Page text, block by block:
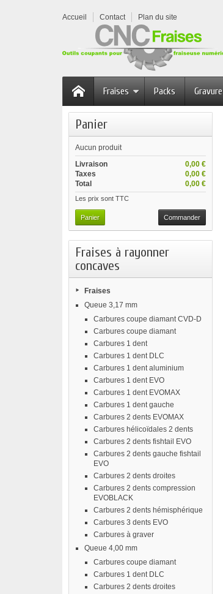
Accueil Contact Plan du site
Fraises Packs Gravure
Panier
Aucun produit
0,00 €
Livraison
0,00 €
Taxes
0,00 €
Total
Les prix sont TTC
Panier Commander
Fraises à rayonner
concaves
Fraises
Queue 3,17 mm
Carbures coupe diamant CVD-D
Carbures coupe diamant
Carbures 1 dent
Carbures 1 dent DLC
Carbures 1 dent aluminium
Carbures 1 dent EVO
Carbures 1 dent EVOMAX
Carbures 1 dent gauche
Carbures 2 dents EVOMAX
Carbures hélicoïdales 2 dents
Carbures 2 dents fishtail EVO
Carbures 2 dents gauche fishtail
EVO
Carbures 2 dents droites
Carbures 2 dents compression
EVOBLACK
Carbures 2 dents hémisphérique
Carbures 3 dents EVO
Carbures à graver
Queue 4,00 mm
Carbures coupe diamant
Carbures 1 dent DLC
Carbures 2 dents droites